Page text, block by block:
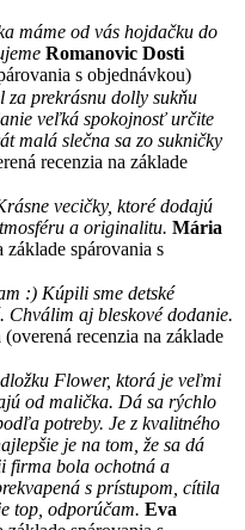
máme od vás hojdačku do
Romanovic Dosti
s objednávkou)
za prekrásnu dolly sukňu
veľká spokojnosť určite
malá slečna sa zo sukničky
recenzia na základe
vecičky, ktoré dodajú
a originalitu. Mária
základe spárovania s
:) Kúpili sme detské
Chválim aj bleskové dodanie.
(overená recenzia na základe
Flower, ktorá je veľmi
od malička. Dá sa rýchlo
potreby. Je z kvalitného
je na tom, že sa dá
firma bola ochotná a
s prístupom, cítila
top, odporúčam. Eva